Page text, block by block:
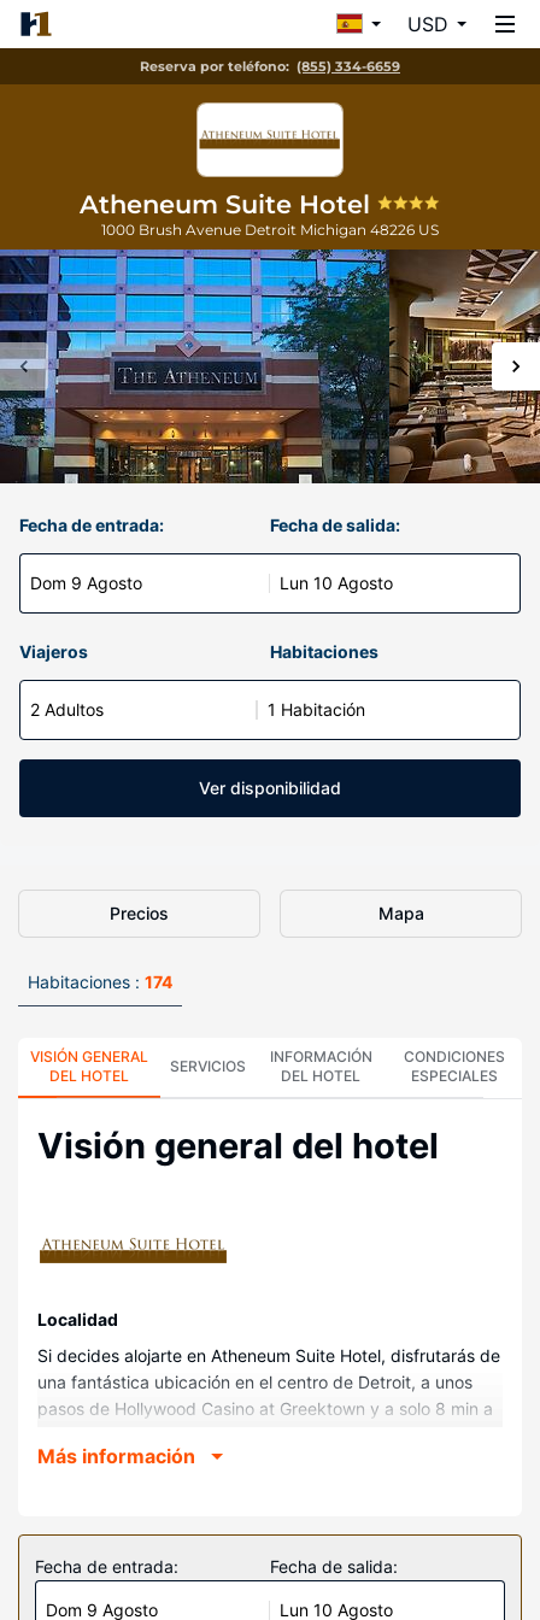
USD
Reserva por teléfono: (855) 334-6659
Atheneum Suite Hotel
1000 Brush Avenue Detroit Michigan 48226 US
Fecha de entrada:
Dom 9 Agosto
Fecha de salida:
Lun 10 Agosto
Viajeros Habitaciones
2 Adultos 1 Habitación
Ver disponibilidad
Precios Mapa
Habitaciones : 174
VISIÓN GENERAL
DEL HOTEL
SERVICIOS
INFORMACIÓN
DEL HOTEL
CONDICIONES
ESPECIALES
Visión general del hotel
Localidad
Si decides alojarte en Atheneum Suite Hotel, disfrutarás de
una fantástica ubicación en el centro de Detroit, a unos
pasos de Hollywood Casino at Greektown y a solo 8 min a
a 0,7 km de Comerica Park y a 0,5 km de GM Renaissance
Te sentirás como en tu propia casa en cualquiera de las
174 habitaciones con aire acondicionado, frigorífico y
televisión de plasma. La conexión wifi gratis te mantendrá
Más información
Fecha de entrada:
Dom 9 Agosto
Fecha de salida:
Lun 10 Agosto